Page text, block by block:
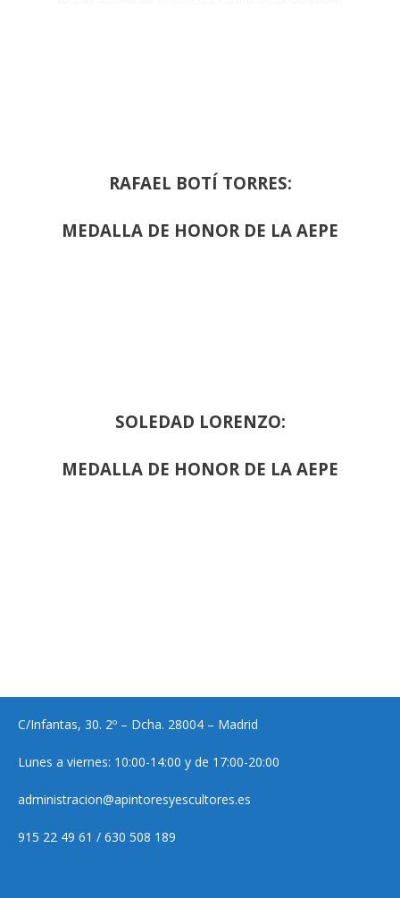
RAFAEL BOTÍ TORRES:
MEDALLA DE HONOR DE LA AEPE
SOLEDAD LORENZO:
MEDALLA DE HONOR DE LA AEPE
C/Infantas, 30. 2º – Dcha. 28004 – Madrid
Lunes a viernes: 10:00-14:00 y de 17:00-20:00
administracion@apintoresyescultores.es
915 22 49 61 / 630 508 189